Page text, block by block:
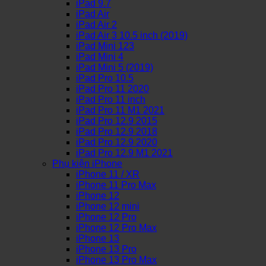
iPad 9.7
iPad Air
iPad Air 2
iPad Air 3 10.5 inch (2019)
iPad Mini 123
iPad Mini 4
iPad Mini 5 (2019)
iPad Pro 10.5
iPad Pro 11 2020
iPad Pro 11 inch
iPad Pro 11 M1 2021
iPad Pro 12.9 2015
iPad Pro 12.9 2018
iPad Pro 12.9 2020
iPad Pro 12.9 M1 2021
Phụ kiện iPhone
iPhone 11 / XR
iPhone 11 Pro Max
iPhone 12
iPhone 12 mini
iPhone 12 Pro
iPhone 12 Pro Max
iPhone 13
iPhone 13 Pro
iPhone 13 Pro Max